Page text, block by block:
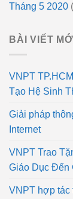
Tháng 5 2020
BÀI VIẾT
VNPT
Tạo Hệ Sinh
Giải pháp
Internet
VNPT Trao
Giáo Dục Đến
VNPT hợp tác